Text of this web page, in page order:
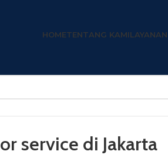
HOMETENTANG KAMI
service di Jakarta